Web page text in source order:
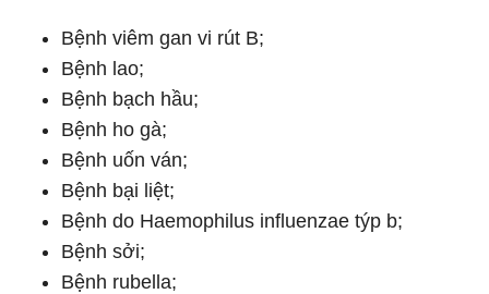
Bệnh viêm gan vi rút B;
Bệnh lao;
Bệnh bạch hầu;
Bệnh ho gà;
Bệnh uốn ván;
Bệnh bại liệt;
Bệnh do Haemophilus influenzae týp b;
Bệnh sởi;
Bệnh rubella;